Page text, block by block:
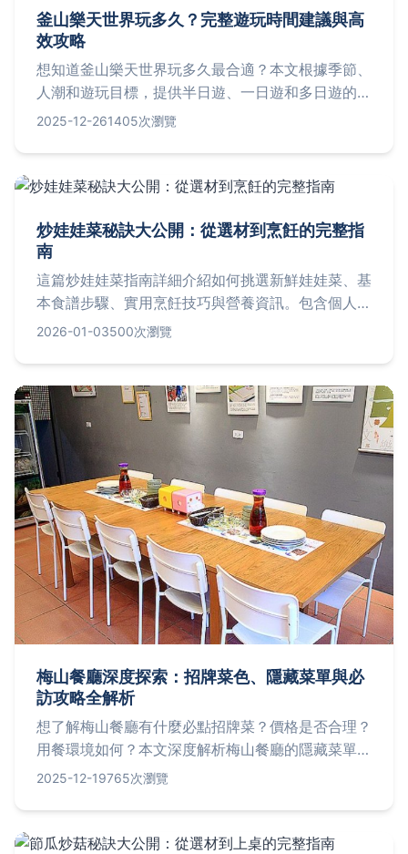
釜山樂天世界玩多久？完整遊玩時間建議與高
效攻略
想知道釜山樂天世界玩多久最合適？本文根據季節、
人潮和遊玩目標，提供半日遊、一日遊和多日遊的詳
細時間規劃，並分享省時技巧和必玩項目，幫助你輕
2025-12-261405次瀏覽
炒娃娃菜秘訣大公開：從選材到烹飪的完整指
南
這篇炒娃娃菜指南詳細介紹如何挑選新鮮娃娃菜、基
本食譜步驟、實用烹飪技巧與營養資訊。包含個人經
驗分享與常見問答，幫助您輕鬆炒出脆嫩美味的家常
2026-01-03500次瀏覽
梅山餐廳深度探索：招牌菜色、隱藏菜單與必
訪攻略全解析
想了解梅山餐廳有什麼必點招牌菜？價格是否合理？
用餐環境如何？本文深度解析梅山餐廳的隱藏菜單、
預約技巧與真實用餐體驗，幫你規劃完美的梅山餐廳
2025-12-19765次瀏覽